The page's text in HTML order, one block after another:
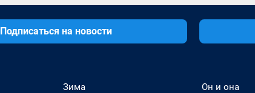
Подписаться на новости
Зима
Он и она